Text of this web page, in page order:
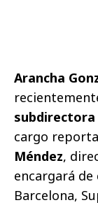
Arancha
subdirectora
cargo
Méndez,
encargará
Barcelona,